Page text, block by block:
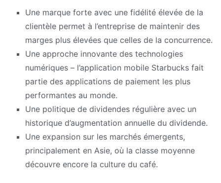
Une marque forte avec une fidélité élevée de la
clientèle permet à l’entreprise de maintenir des
marges plus élevées que celles de la concurrence.
Une approche innovante des technologies
numériques – l’application mobile Starbucks fait
partie des applications de paiement les plus
performantes au monde.
Une politique de dividendes régulière avec un
historique d’augmentation annuelle du dividende.
Une expansion sur les marchés émergents,
principalement en Asie, où la classe moyenne
découvre encore la culture du café.